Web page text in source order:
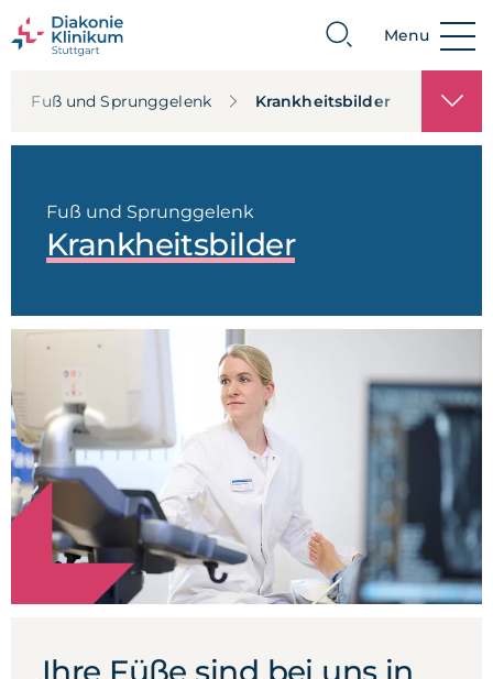
Suche Menu
Fuß und Sprunggelenk Krankheitsbilder
Fuß und Sprunggelenk
Krankheitsbilder